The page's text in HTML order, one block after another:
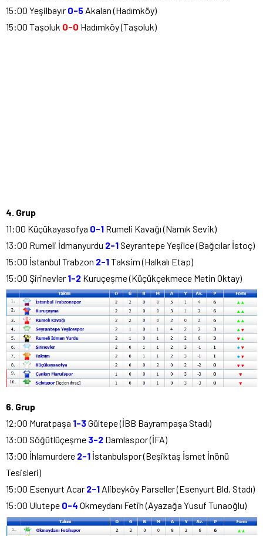
15:00 Yeşilbayır 0-5 Akalan (Hadımköy)
15:00 Taşoluk 0-0 Hadımköy (Taşoluk)
4. Grup
11:00 Küçükayasofya 0-1 Rumeli Kavağı (Namık Sevik)
13:00 Rumeli İdmanyurdu 2-1Seyrantepe Yeşilce (Bağcılar İstoç)
15:00 İstanbul Trabzon 2-1Taksim (Halkalı Etap)
15:00 Şirinevler 1-2 Kuruçeşme (Küçükçekmece Metin Oktay)
6. Grup
12:00 Muratpaşa 1-3Gültepe (İBB Bayrampaşa Stadı)
13:00 Söğütlüçeşme 3-2 Damlaspor (İFA)
13:00 İhlamurdere 2-1 İstanbulspor (Beşiktaş İsmet İnönü
Tesisleri)
15:00 Esenyurt Acar 2-1 Alibeyköy Parseller (Esenyurt Bld. Stadı)
15:00 Ulutepe 0-4 Okmeydanı Fetih (Ayazağa Yusuf Tunaoğlu)